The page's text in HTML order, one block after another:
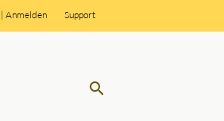
Support
| Anmelden
search